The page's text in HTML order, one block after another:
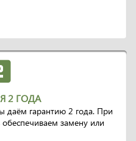
2 ГОДА
даём гарантию 2 года. При
замену или